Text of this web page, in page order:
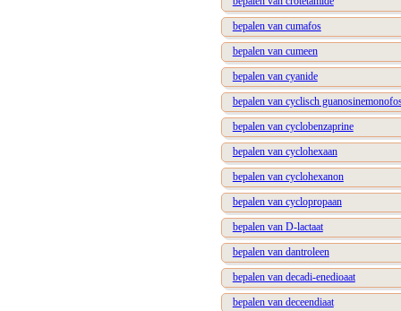
bepalen van cumafos
bepalen van cumeen
bepalen van cyanide
bepalen van cyclisch
bepalen van cyclobenzaprine
bepalen van cyclohexaan
bepalen van cyclohexanon
bepalen van cyclopropaan
bepalen van D-lactaat
bepalen van dantroleen
bepalen van decadi-enedioaat
bepalen van deceendiaat